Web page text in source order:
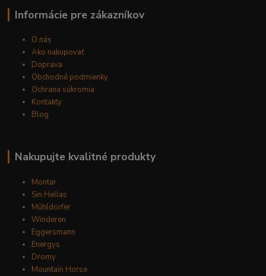
Informácie pre zákazníkov
O nás
Ako nakupovať
Doprava
Obchodné podmienky
Ochrana súkromia
Kontakty
Blog
Nakupujte kvalitné produkty
Montar
Sin Hellas
Mühldorfer
Winderen
Eggersmann
Energys
Dromy
Mountain Horse